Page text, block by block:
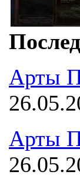
Арты
Арты